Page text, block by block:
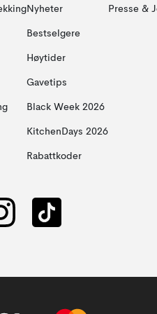
Nyheter
Bestselgere
Høytider
Gavetips
Black Week 2026
KitchenDays 2026
Rabattkoder
Presse &